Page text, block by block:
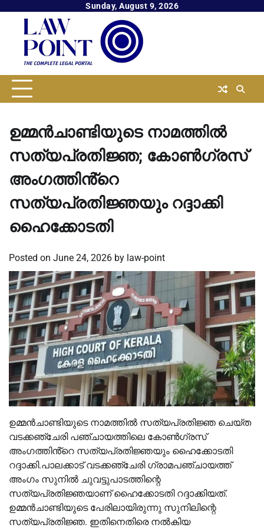
content
Sunday, August 9, 2026
ഉമ്മൻചാണ്ടിയുടെ നാമത്തില്‍
സത്യപ്രതിജ്ഞ; കോണ്‍ഗ്രസ്
അംഗത്തിൻ്റെ
സത്യപ്രതിജ്ഞയും റദ്ദാക്കി
ഹൈക്കോടതി
Posted on June 24, 2026 by law-point
ഉമ്മൻചാണ്ടിയുടെ നാമത്തില്‍ സത്യപ്രതിജ്ഞ ചെയ്ത
വടക്കഞ്ചേരി പഞ്ചായത്തിലെ കോണ്‍ഗ്രസ്
അംഗത്തിൻ്റെ സത്യപ്രതിജ്ഞയും ഹൈക്കോടതി
റദ്ദാക്കി.പാലക്കാട് വടക്കഞ്ചേരി ഗ്രാമപഞ്ചായത്ത്
അംഗം സുനില്‍ ചുവട്ടുപാടത്തിന്റെ
സത്യപ്രതിജ്ഞയാണ് ഹൈക്കോടതി റദ്ദാക്കിയത്.
ഉമ്മന്‍ചാണ്ടിയുടെ പേരിലായിരുന്നു സുനിലിന്റെ
സത്യപ്രതിജ്ഞ. ഇതിനെതിരെ നല്‍കിയ